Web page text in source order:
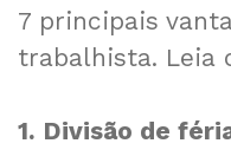
7 principais
trabalhista. Leia
1. Divisão de